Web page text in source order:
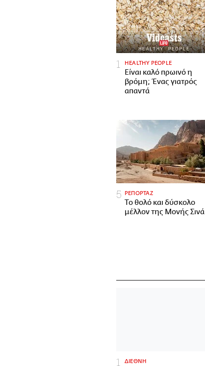
HEALTHY PEOPLE
Είναι καλό πρωινό η
βρόμη; Ένας γιατρός
απαντά
ΡΕΠΟΡΤΑΖ
Το θολό και δύσκολο
μέλλον της Μονής Σινά
ΔΙΕΘΝΗ